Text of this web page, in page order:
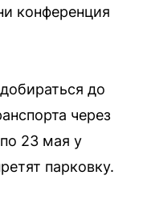
конференция
до
через
23 мая у
парковку.